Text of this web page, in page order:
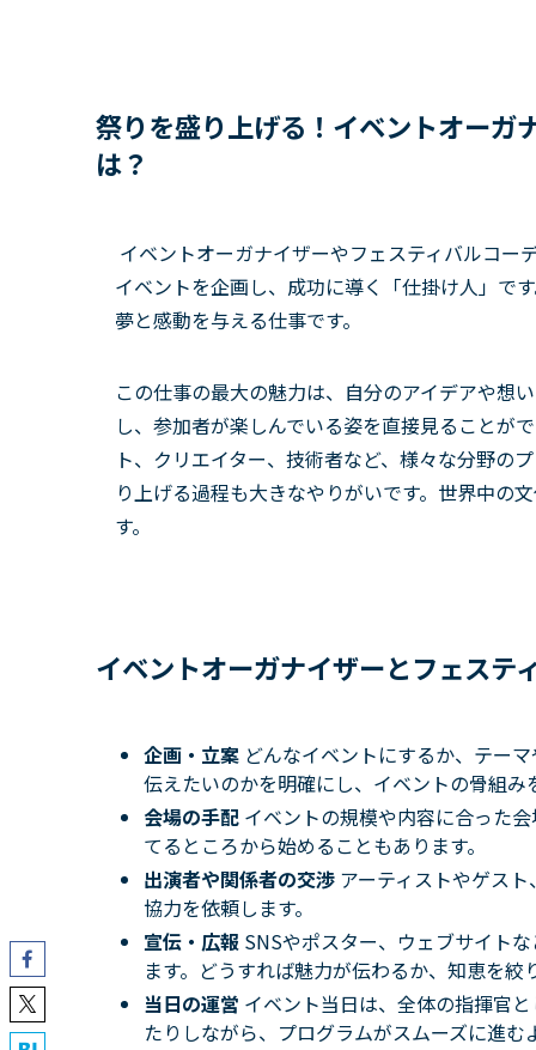
祭りを盛り上げる！イベントオーガ
は？
イベントオーガナイザーやフェスティバルコー
イベントを企画し、成功に導く「仕掛け人」で
夢と感動を与える仕事です。
この仕事の最大の魅力は、自分のアイデアや想
し、参加者が楽しんでいる姿を直接見ることが
ト、クリエイター、技術者など、様々な分野の
り上げる過程も大きなやりがいです。世界中の
す。
イベントオーガナイザーとフェステ
企画・立案 どんなイベントにするか、テー
伝えたいのかを明確にし、イベントの骨組み
会場の手配 イベントの規模や内容に合った
てるところから始めることもあります。
出演者や関係者の交渉 アーティストやゲス
協力を依頼します。
宣伝・広報 SNSやポスター、ウェブサイト
ます。どうすれば魅力が伝わるか、知恵を絞
当日の運営 イベント当日は、全体の指揮官
たりしながら、プログラムがスムーズに進む